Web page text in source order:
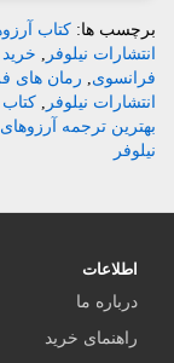
برچسب ها: کتاب
انتشارات نیلوفر
خرید
فرانسوی
رمان های
انتشارات نیلوفر
بهترین ترجمه آرزوهای
نیلوفر
اطلاعات
درباره ما
راهنمای خرید